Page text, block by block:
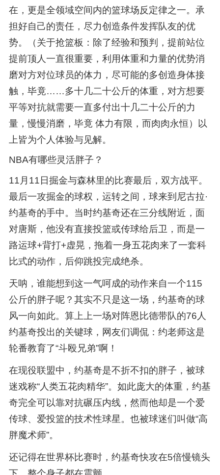
在，更是全领域空间内的篮球场反定律之一。承
担好自己的责任，尽力创造条件发挥队友的优
势。（关于抢篮板：除了经验和预判，提前站位
提前顶人一直很重要，利用体重和力量的优势消
磨对方对位球员的体力，尽可能的多创造身体接
触，毕竟……多十几二十公斤的体重，对方想要
平等对抗就需要一直多付出十几二十公斤的力
量，慢慢消磨，毕竟 体力有限，而肉肉永恒）以
上皆为个人体验与见解。
NBA有哪些灵活胖子？
11月11日掘金与森林里的比赛最后，双方战平。
最后一攻掘金的球权，运转之间，球来到尼古拉·
约基奇的手中。当时约基奇还在三分线附近，面
对唐斯，他没有直接投篮或传球给后卫，而是一
路运球+背打+虚晃，拖着一身五花肉来了一套科
比式的动作，后仰跳投完成绝杀。
天呐，谁能想到这一气呵成的动作来自一个115
公斤的胖子呢？其实不只是这一场，约基奇的球
风一向如此。算上上一场对阵恩比德带队的76人
约基奇投出的关键球，网友们调侃：约老师这是
轮番教育了“斗殴兄弟”啊！
在现役联盟中，约基奇是不折不扣的胖子，被球
迷戏称“人类五花肉精华”。如此庞大的体重，约基
奇完全可以靠对抗碾压内线，然而他却是一个爱
传球、爱投篮的技术性球星。也被球迷们叫做“高
胖魔术师”。
还记得在世界杯比赛时，约基奇快攻在5倍慢镜头